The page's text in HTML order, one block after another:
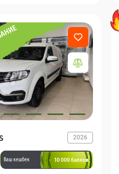
2026
Ваш кешбек 10 000 баллов